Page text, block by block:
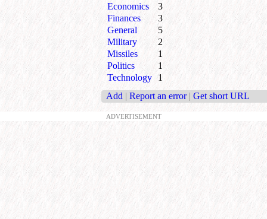
Economics
3
Finances
3
General
5
Military
2
Missiles
1
Politics
1
Technology
1
Add | Report an error | Get short URL
ADVERTISEMENT